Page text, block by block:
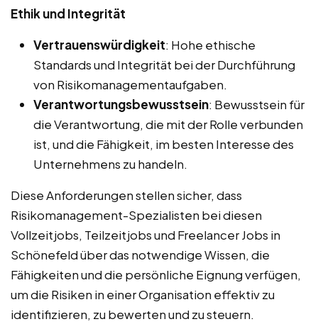
Ethik und Integrität
Vertrauenswürdigkeit: Hohe ethische
Standards und Integrität bei der Durchführung
von Risikomanagementaufgaben.
Verantwortungsbewusstsein: Bewusstsein für
die Verantwortung, die mit der Rolle verbunden
ist, und die Fähigkeit, im besten Interesse des
Unternehmens zu handeln.
Diese Anforderungen stellen sicher, dass
Risikomanagement-Spezialisten bei diesen
Vollzeitjobs, Teilzeitjobs und Freelancer Jobs in
Schönefeld über das notwendige Wissen, die
Fähigkeiten und die persönliche Eignung verfügen,
um die Risiken in einer Organisation effektiv zu
identifizieren, zu bewerten und zu steuern.